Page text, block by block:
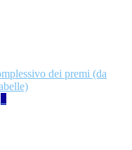
dei premi (da
5